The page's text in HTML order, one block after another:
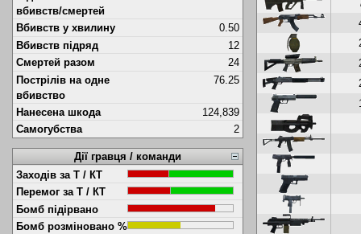
вбивств/смертей
Вбивств у хвилину
0.50
Вбивств підряд
12
Смертей разом
24
Пострілів на одне
вбивство
76.25
Нанесена шкода
124,839
Самогубства
2
Дії гравця / команди
Заходів за Т / КТ
Перемог за Т / КТ
Бомб підірвано
Бомб розміновано %